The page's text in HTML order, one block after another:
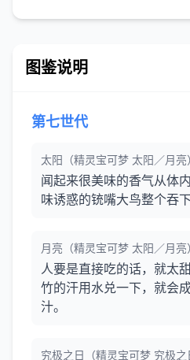
图鉴说明
第七世代
太阳（精灵宝可梦 太阳／月亮
闻起来很美味的香气从体
味诱惑的铳嘴大鸟整个吞下
月亮（精灵宝可梦 太阳／月亮
人要是直接吃的话，就太
竹的汗用水兑一下，就会
汁。
究极之日（精灵宝可梦 究极之